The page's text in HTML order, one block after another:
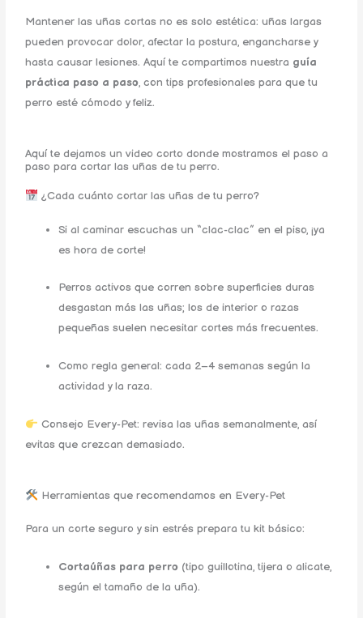
Mantener las uñas cortas no es solo estética: uñas largas
pueden provocar dolor, afectar la postura, engancharse y
hasta causar lesiones. Aquí te compartimos nuestra guía
práctica paso a paso, con tips profesionales para que tu
perro esté cómodo y feliz.
Aquí te dejamos un video corto donde mostramos el paso a
paso para cortar las uñas de tu perro.
¿Cada cuánto cortar las uñas de tu perro?
Si al caminar escuchas un “clac-clac” en el piso, ¡ya
es hora de corte!
Perros activos que corren sobre superficies duras
desgastan más las uñas; los de interior o razas
pequeñas suelen necesitar cortes más frecuentes.
Como regla general: cada 2–4 semanas según la
actividad y la raza.
Consejo Every-Pet: revisa las uñas semanalmente, así
evitas que crezcan demasiado.
Herramientas que recomendamos en Every-Pet
Para un corte seguro y sin estrés prepara tu kit básico:
Cortaúñas para perro (tipo guillotina, tijera o alicate,
según el tamaño de la uña).